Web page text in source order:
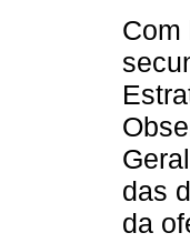
Com
das
da